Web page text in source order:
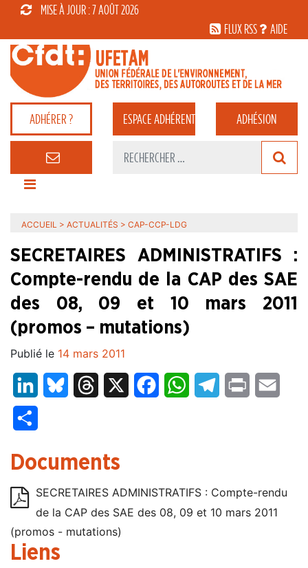
MISE À JOUR : 7 AOÛT 2026
FLUX RSS
AIDE
ADHÉRER ? ESPACEADHÉRENT ADHÉSION
ACCUEIL > ACTUALITÉS > CAP-CCP-LDG
SECRETAIRES ADMINISTRATIFS :
Compte-rendu de la CAP des SAE
des 08, 09 et 10 mars 2011
(promos – mutations)
Publié le 14 mars 2011
LinkedInBluesky Threads FacebookWhatsAppTelegram
Print
Documents
SECRETAIRES ADMINISTRATIFS : Compte-rendu
de la CAP des SAE des 08, 09 et 10 mars 2011
(promos - mutations)
Liens